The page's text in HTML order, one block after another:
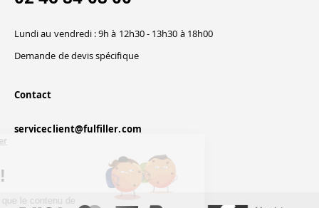
les Cookies !
On a attendu d'être sûrs que le contenu de
Lundi au vendredi : 9h à 12h30 - 13h30 à 18h00
Demande de devis spécifique
Contact
serviceclient@fulfiller.com